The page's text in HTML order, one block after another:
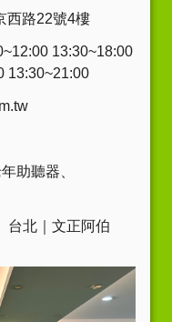
西路22號4樓
13:30~18:00
13:30~21:00
助聽器
台北｜文正阿伯